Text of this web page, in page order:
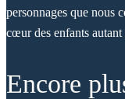
personnages que nous
cœur des enfants
Encore